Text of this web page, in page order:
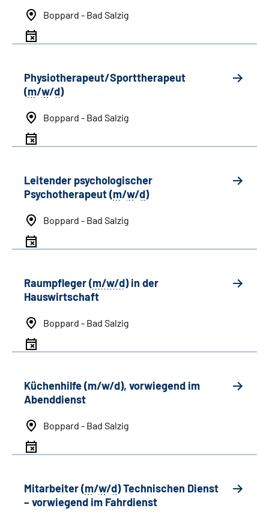
Boppard - Bad Salzig
Physiotherapeut/Sporttherapeut
(m/w/d)
Boppard - Bad Salzig
Leitender psychologischer
Psychotherapeut (m/w/d)
Boppard - Bad Salzig
Raumpfleger (m/w/d) in der
Hauswirtschaft
Boppard - Bad Salzig
Küchenhilfe (m/w/d), vorwiegend im
Abenddienst
Boppard - Bad Salzig
Mitarbeiter (m/w/d) Technischen Dienst
– vorwiegend im Fahrdienst